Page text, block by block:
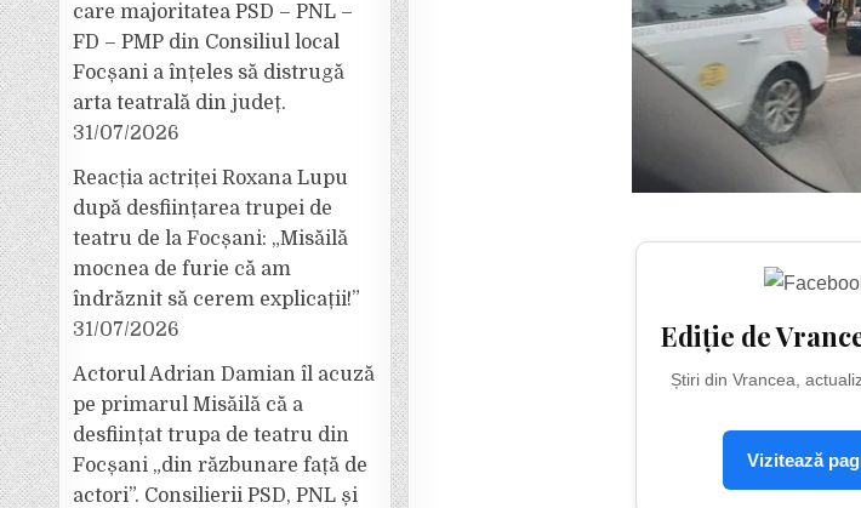
Ediție de
Știri din Vrancea,
Vizitează
care majoritatea PSD – PNL –
FD – PMP din Consiliul local
Focșani a înțeles să distrugă
arta teatrală din județ.
31/07/2026
Reacția actriței Roxana Lupu
după desființarea trupei de
teatru de la Focșani: „Misăilă
mocnea de furie că am
îndrăznit să cerem explicații!”
31/07/2026
Actorul Adrian Damian îl acuză
pe primarul Misăilă că a
desființat trupa de teatru din
Focșani „din răzbunare față de
actori”. Consilierii PSD, PNL și